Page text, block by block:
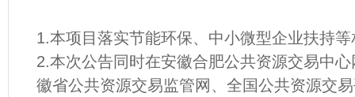
1.本项目落实节能环保、中小微型企业扶持
2.本次公告同时在安徽合肥公共资源交易中
徽省公共资源交易监管网、全国公共资源交